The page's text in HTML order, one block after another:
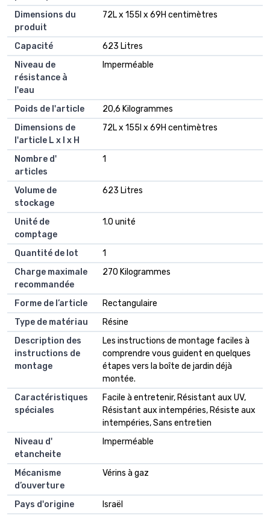
Dimensions du
produit
72L x 155l x 69H centimètres
Capacité
623 Litres
Niveau de
résistance à
l'eau
Imperméable
Poids de l'article
20,6 Kilogrammes
Dimensions de
l'article L x l x H
72L x 155l x 69H centimètres
Nombre d'
articles
1
Volume de
stockage
623 Litres
Unité de
comptage
1.0 unité
Quantité de lot
1
Charge maximale
recommandée
270 Kilogrammes
Forme de l’article
Rectangulaire
Type de matériau
Résine
Description des
instructions de
montage
Les instructions de montage faciles à
comprendre vous guident en quelques
étapes vers la boîte de jardin déjà
montée.
Caractéristiques
spéciales
Facile à entretenir, Résistant aux UV,
Résistant aux intempéries, Résiste aux
intempéries, Sans entretien
Niveau d'
etancheite
Imperméable
Mécanisme
d’ouverture
Vérins à gaz
Pays d'origine
Israël